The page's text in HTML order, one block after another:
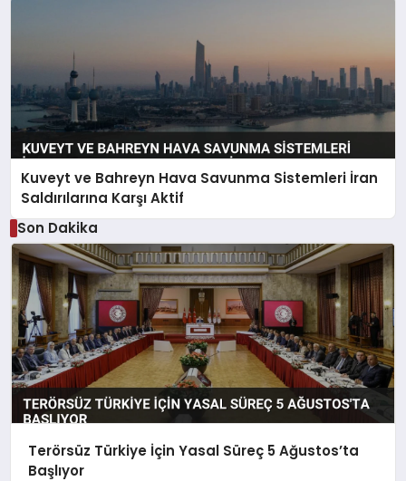
Kuveyt ve Bahreyn Hava Savunma Sistemleri İran
Saldırılarına Karşı Aktif
Son Dakika
Terörsüz Türkiye İçin Yasal Süreç 5 Ağustos’ta
Başlıyor